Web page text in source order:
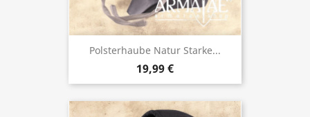
Polsterhaube Natur Starke...
19,99 €